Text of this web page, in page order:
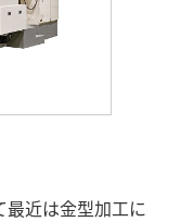
近は金型加工に